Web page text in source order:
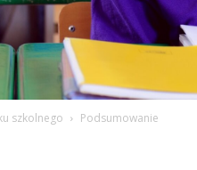
szkolnego
Podsumowanie